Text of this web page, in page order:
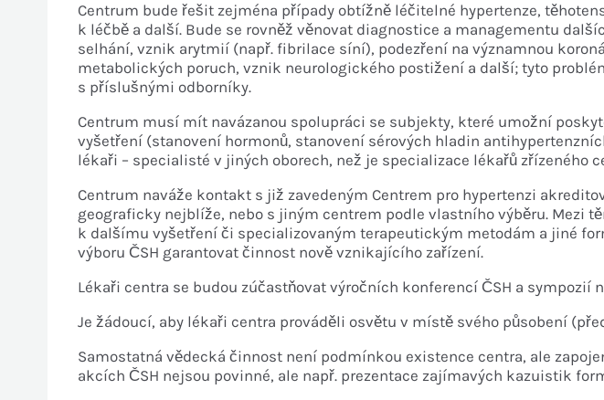
Centrum bude řešit zejména případy obtížně léčitelné hypertenze,
k léčbě a další. Bude se rovněž věnovat diagnostice a managementu
selhání, vznik arytmií (např. fibrilace síní), podezření na významnou
metabolických poruch, vznik neurologického postižení a další; tyto
s příslušnými odborníky.
Centrum musí mít navázanou spolupráci se subjekty, které umožní
vyšetření (stanovení hormonů, stanovení sérových hladin
lékaři – specialisté v jiných oborech, než je specializace lékařů zřízeného
Centrum naváže kontakt s již zavedeným Centrem pro hypertenzi
geograficky nejblíže, nebo s jiným centrem podle vlastního výběru. Mezi
k dalšímu vyšetření či specializovaným terapeutickým metodám a jiné
výboru ČSH garantovat činnost nově vznikajícího zařízení.
Lékaři centra se budou zúčastňovat výročních konferencí ČSH a
Je žádoucí, aby lékaři centra prováděli osvětu v místě svého působení
Samostatná vědecká činnost není podmínkou existence centra, ale
akcích ČSH nejsou povinné, ale např. prezentace zajímavých kazuistik